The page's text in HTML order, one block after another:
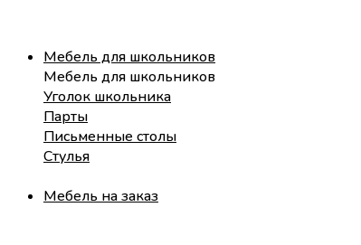
Мебель для школьников
Мебель для школьников
Уголок школьника
Парты
Письменные столы
Стулья
Мебель на заказ